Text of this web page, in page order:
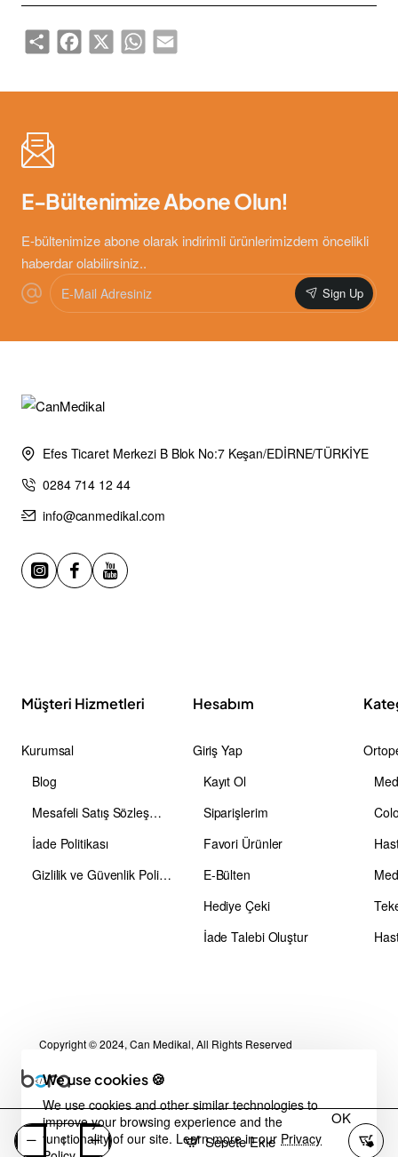
We use cookies 🍪
We use cookies and other similar technologies to
improve your browsing experience and the
functionality of our site. Learn more in our Privacy
OK
Sepete Ekle
ShareFacebook
X WhatsAppEmail
E-Bültenimize Abone Olun!
E-bültenimize abone olarak indirimli ürünlerimizdem öncelikli
haberdar olabilirsiniz..
E-
Mail
Adresiniz
Sign Up
Efes Ticaret Merkezi B Blok No:7 Keşan/EDİRNE/TÜRKİYE
0284 714 12 44
info@canmedikal.com
Müşteri Hizmetleri
Kurumsal
Blog
Mesafeli Satış Sözleşmesi
İade Politikası
Gizlilik ve Güvenlik Politikası
Hesabım
Giriş Yap
Kayıt Ol
Siparişlerim
Favori Ürünler
E-Bülten
Hediye Çeki
İade Talebi Oluştur
Copyright © 2024, Can Medikal, All Rights Reserved